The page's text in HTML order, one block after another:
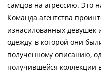
самцов на агрессию. Это
Команда агентства
изнасилованных девушек
одежду, в которой они
полученному описанию,
получившейся коллекции